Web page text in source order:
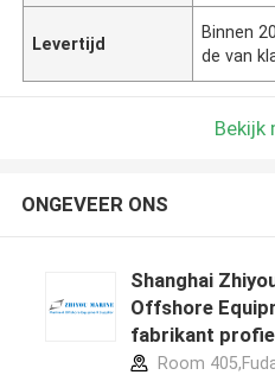
Levertijd
Binnen
de van
Bekijk
ONGEVEER ONS
Shanghai
Offshore
fabrikant
Room